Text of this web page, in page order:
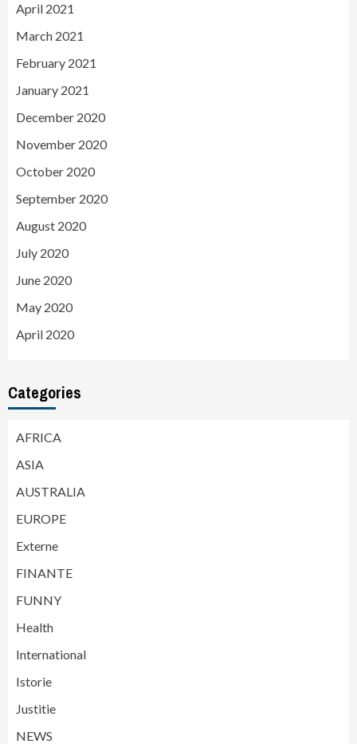
April 2021
March 2021
February 2021
January 2021
December 2020
November 2020
October 2020
September 2020
August 2020
July 2020
June 2020
May 2020
April 2020
Categories
AFRICA
ASIA
AUSTRALIA
EUROPE
Externe
FINANTE
FUNNY
Health
International
Istorie
Justitie
NEWS